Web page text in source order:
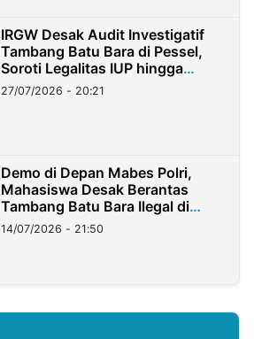
IRGW Desak Audit Investigatif
Tambang Batu Bara di Pessel,
Soroti Legalitas IUP hingga
Stockpile
27/07/2026 - 20:21
Demo di Depan Mabes Polri,
Mahasiswa Desak Berantas
Tambang Batu Bara Ilegal di
Lampung
14/07/2026 - 21:50